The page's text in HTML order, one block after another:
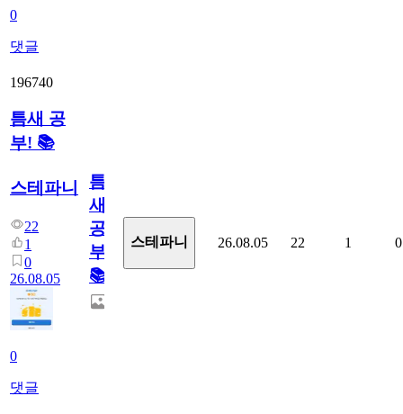
0
댓글
196740
틈새 공
부! 📚
스테파니
22
1
0
26.08.05
0
댓글
틈
새
공
부!
📚
스테파니 26.08.05 22 1 0